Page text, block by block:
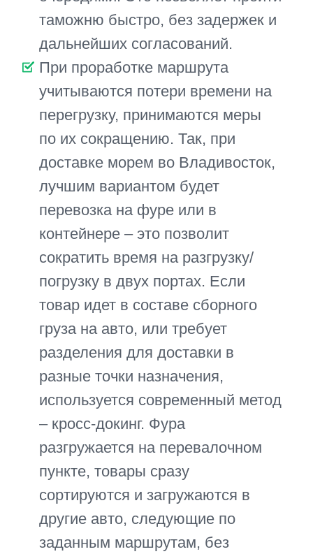
профессионалам.
Сервис ExpressToday оказывает
услуги экспресс-доставки из Китая в
Россию по недорогим расценкам.
Многолетний опыт работы с
продвинутая логистика и знание
всех тонкостей позволяет
России, на склады маркетплейсов в
максимально сжатые сроки.
Работая с нами, отечественные
получают свои товары без задержек
и срывов указанных сроков.
Или напишите нам в мессенджер и
получите бесплатный расчет у
Зарегистрируйтесь